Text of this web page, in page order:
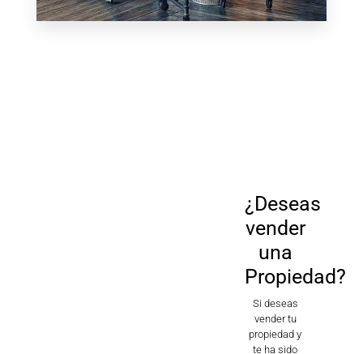
¿Deseas
vender
una
Propiedad?
Si deseas
vender tu
propiedad y
te ha sido